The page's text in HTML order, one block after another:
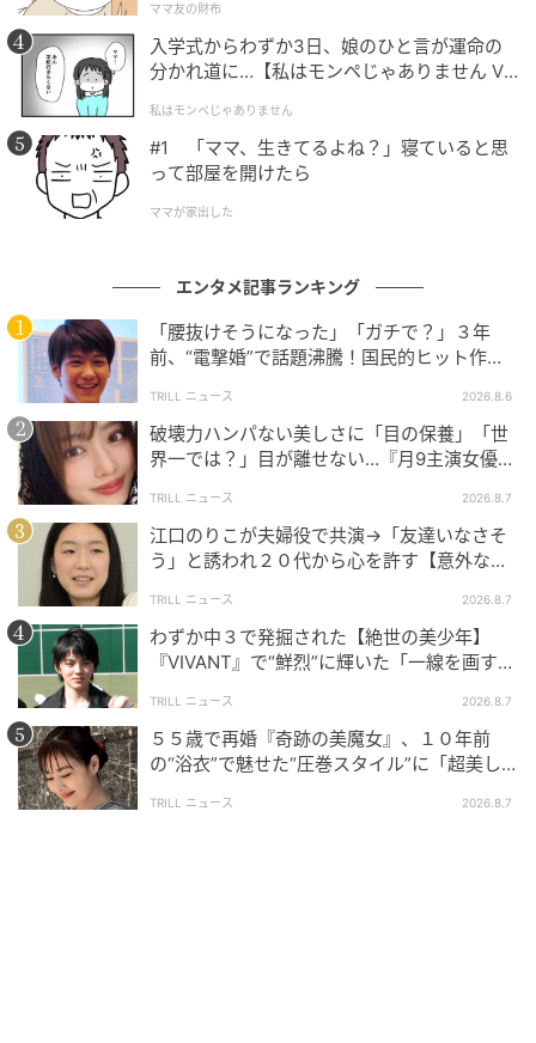
「もっと新しいものを生み出したい」「どうしたらも
っと面白くなるか」と、新しいものを生み出す苦悩も
感じるだろうなと。映像は映像なりの緊張感がありま
すが、舞台はまさに毎日が一発本番なので、全然違う
種類の緊張ですよね。私はすごく緊張するタイプで、
現場で「わー！」ってなる緊張ではないんですが、ド
ラマのクランクイン前日は全然寝られないんです。今
そろそろ年齢に抗い始めるかも!? 毎日のパッ
クで肌質の変化を実感しています
ママ友の財布
入学式からわずか3日、娘のひと言が運命の
分かれ道に…【私はモンペじゃありません Vo
私はモンペじゃありません
#1 「ママ、生きてるよね？」寝ていると思
って部屋を開けたら
ママが家出した
エンタメ記事ランキング
「腰抜けそうになった」「ガチで？」３年
前、“電撃婚”で話題沸騰！国民的ヒット作
TRILL ニュース 2026.8.6
破壊力ハンパない美しさに「目の保養」「世
界一では？」目が離せない…『月9主演女優
TRILL ニュース 2026.8.7
江口のりこが夫婦役で共演→「友達いなさそ
う」と誘われ２０代から心を許す【意外な親
TRILL ニュース 2026.8.7
わずか中３で発掘された【絶世の美少年】
『VIVANT』で“鮮烈”に輝いた「一線を画す」
TRILL ニュース 2026.8.7
５５歳で再婚『奇跡の美魔女』、１０年前
の“浴衣”で魅せた“圧巻スタイル”に「超美し
TRILL ニュース 2026.8.7